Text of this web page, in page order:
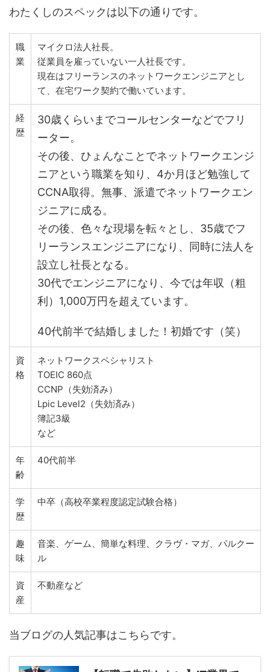
わたくしのスペックは以下の通りです。
職
業
マイクロ法人社長。
従業員を雇っていない一人社長です。
現在はフリーランスのネットワークエンジニアとし
て、在宅ワーク契約で働いています。
経
歴
30歳くらいまでコールセンターなどでフリ
ーター。
その後、ひょんなことでネットワークエンジ
ニアという職業を知り、4か月ほど勉強して
CCNA取得。無事、派遣でネットワークエン
ジニアに成る。
その後、色々な現場を転々とし、35歳でフ
リーランスエンジニアになり、同時に法人を
設立し社長となる。
30代でエンジニアになり、今では年収（粗
利）1,000万円を超えています。
40代前半で結婚しました！初婚です（笑）
資
格
ネットワークスペシャリスト
TOEIC 860点
CCNP（失効済み）
Lpic Level2（失効済み）
簿記3級
など
年
齢
40代前半
学
歴
中卒（高校卒業程度認定試験合格）
趣
味
音楽、ゲーム、簡単な料理、クラヴ・マガ、パルクー
ル
資
産
不動産など
当ブログの人気記事はこちらです。